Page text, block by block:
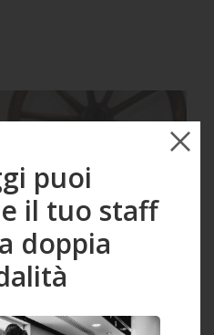
puoi
il tuo staff
doppia